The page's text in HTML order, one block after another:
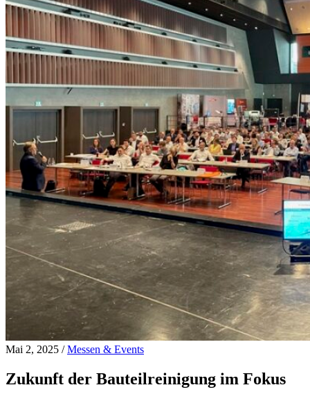
Mai 2, 2025 /Messen & Events
Zukunft der Bauteilreinigung im Fokus